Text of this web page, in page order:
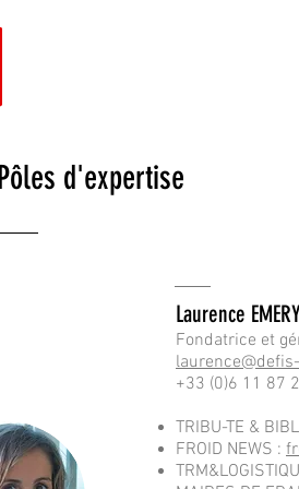
d'expertise
Laurence EMERY
Fondatrice et
+33 (0)6 11 87
TRIBU-TE &
FROID NEWS :